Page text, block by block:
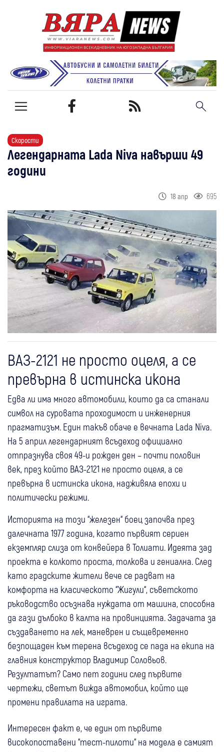
Скорости
Легендарната Lada Niva навърши 49
години
18 апр 695
ВАЗ-2121 не просто оцеля, а се
превърна в истинска икона
Едва ли има много автомобили, които да са станали
символ на суровата проходимост и инженерния
прагматизъм. Един такъв обаче е вечната Lada Niva.
На 5 април легендарният всъдеход официално
отпразнува своя 49-и рожден ден – почти половин
век, през който ВАЗ-2121 не просто оцеля, а се
превърна в истинска икона, надживяла епохи и
политически режими.
Историята на този “железен“ боец започва през
далечната 1977 година, когато първият сериен
екземпляр слиза от конвейера в Толиати. Идеята зад
проекта е колкото проста, толкова и гениална. След
като градските жители вече се радват на
комфорта на класическото “Жигули“, съветското
ръководство осъзнава нуждата от машина, способна
да гази дълбоко в калта на провинцията. Задачата за
създаването на лек, маневрен и същевременно
безпощаден към терена всъдеход се пада на екипа на
главния конструктор Владимир Соловьов.
Резултатът? Само пет години след първите
чертежи, светът вижда автомобил, който ще
промени правилата на играта.
Интересен факт е, че един от първите
високопоставени “тест-пилоти“ на модела е самият